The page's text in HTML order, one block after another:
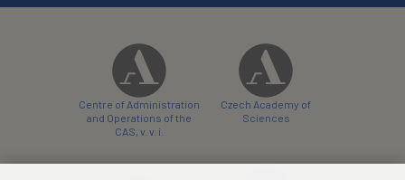
Centre of Administration
and Operations of the
CAS, v. v. i.
Czech Academy of
Sciences